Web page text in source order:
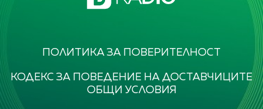
ПОЛИТИКА ЗА ПОВЕРИТЕЛНОСТ
КОДЕКС ЗА ПОВЕДЕНИЕ НА ДОСТАВЧИЦИТЕ
ОБЩИ УСЛОВИЯ